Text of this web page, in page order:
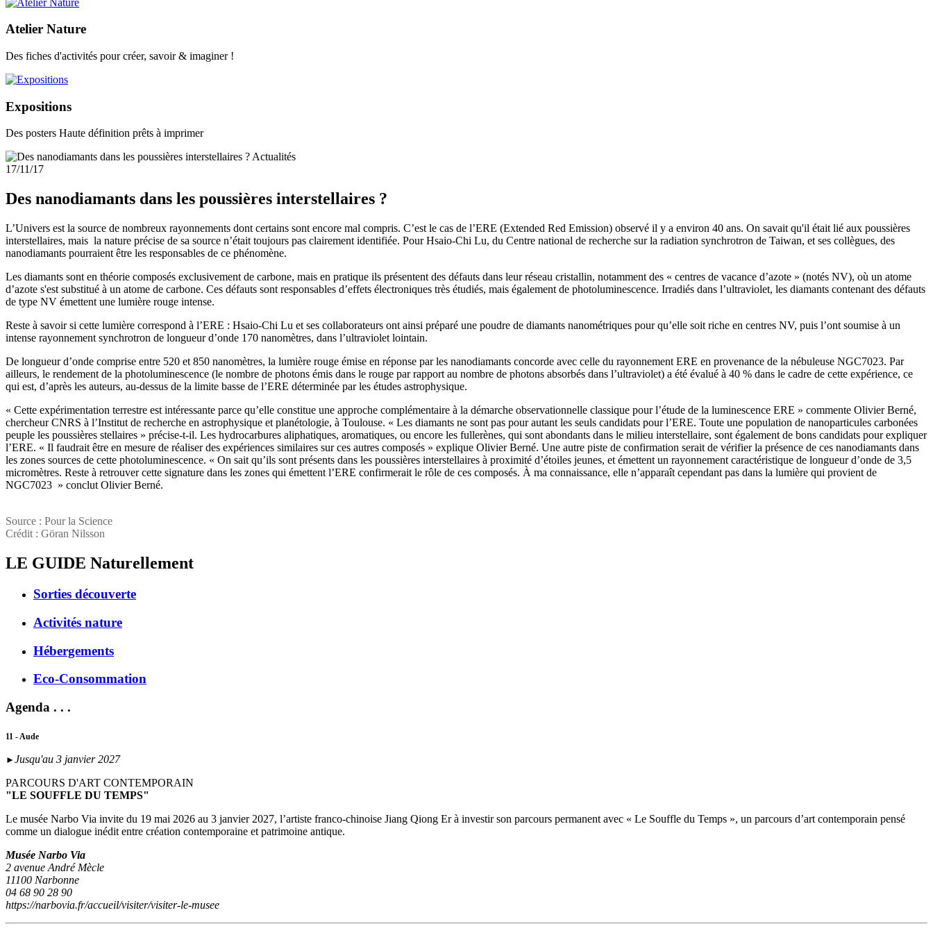
Atelier Nature
Des fiches d'activités pour créer, savoir & imaginer !
Expositions
Des posters Haute définition prêts à imprimer
Actualités
17/11/17
Des nanodiamants dans les poussières interstellaires ?
L’Univers est la source de nombreux rayonnements dont certains sont encore mal compris. C’est le cas de l’ERE (Extended Red Emission) observé il y a environ 40 ans. On savait qu'il était lié aux poussières
interstellaires, mais la nature précise de sa source n’était toujours pas clairement identifiée. Pour Hsaio-Chi Lu, du Centre national de recherche sur la radiation synchrotron de Taiwan, et ses collègues, des
nanodiamants pourraient être les responsables de ce phénomène.
Les diamants sont en théorie composés exclusivement de carbone, mais en pratique ils présentent des défauts dans leur réseau cristallin, notamment des « centres de vacance d’azote » (notés NV), où un atome
d’azote s'est substitué à un atome de carbone. Ces défauts sont responsables d’effets électroniques très étudiés, mais également de photoluminescence. Irradiés dans l’ultraviolet, les diamants contenant des défauts
de type NV émettent une lumière rouge intense.
Reste à savoir si cette lumière correspond à l’ERE : Hsaio-Chi Lu et ses collaborateurs ont ainsi préparé une poudre de diamants nanométriques pour qu’elle soit riche en centres NV, puis l’ont soumise à un
intense rayonnement synchrotron de longueur d’onde 170 nanomètres, dans l’ultraviolet lointain.
De longueur d’onde comprise entre 520 et 850 nanomètres, la lumière rouge émise en réponse par les nanodiamants concorde avec celle du rayonnement ERE en provenance de la nébuleuse NGC7023. Par
ailleurs, le rendement de la photoluminescence (le nombre de photons émis dans le rouge par rapport au nombre de photons absorbés dans l’ultraviolet) a été évalué à 40 % dans le cadre de cette expérience, ce
qui est, d’après les auteurs, au-dessus de la limite basse de l’ERE déterminée par les études astrophysique.
« Cette expérimentation terrestre est intéressante parce qu’elle constitue une approche complémentaire à la démarche observationnelle classique pour l’étude de la luminescence ERE » commente Olivier Berné,
chercheur CNRS à l’Institut de recherche en astrophysique et planétologie, à Toulouse. « Les diamants ne sont pas pour autant les seuls candidats pour l’ERE. Toute une population de nanoparticules carbonées
peuple les poussières stellaires » précise-t-il. Les hydrocarbures aliphatiques, aromatiques, ou encore les fullerènes, qui sont abondants dans le milieu interstellaire, sont également de bons candidats pour expliquer
l’ERE. « Il faudrait être en mesure de réaliser des expériences similaires sur ces autres composés » explique Olivier Berné. Une autre piste de confirmation serait de vérifier la présence de ces nanodiamants dans
les zones sources de cette photoluminescence. « On sait qu’ils sont présents dans les poussières interstellaires à proximité d’étoiles jeunes, et émettent un rayonnement caractéristique de longueur d’onde de 3,5
micromètres. Reste à retrouver cette signature dans les zones qui émettent l’ERE confirmerait le rôle de ces composés. À ma connaissance, elle n’apparaît cependant pas dans la lumière qui provient de
NGC7023 » conclut Olivier Berné.
Source : Pour la Science
Crédit : Göran Nilsson
LE GUIDE Naturellement
Sorties découverte
Activités nature
Hébergements
Eco-Consommation
Agenda . . .
11 - Aude
► Jusqu'au 3 janvier 2027
PARCOURS D'ART CONTEMPORAIN
"LE SOUFFLE DU TEMPS"
Le musée Narbo Via invite du 19 mai 2026 au 3 janvier 2027, l’artiste franco-chinoise Jiang Qiong Er à investir son parcours permanent avec « Le Souffle du Temps », un parcours d’art contemporain pensé
comme un dialogue inédit entre création contemporaine et patrimoine antique.
Musée Narbo Via
2 avenue André Mècle
11100 Narbonne
04 68 90 28 90
https://narbovia.fr/accueil/visiter/visiter-le-musee